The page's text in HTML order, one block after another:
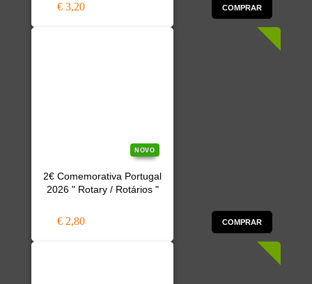
€ 3,20 COMPRAR
NOVO
2€ Comemorativa Portugal
2026 " Rotary / Rotários "
€ 2,80 COMPRAR